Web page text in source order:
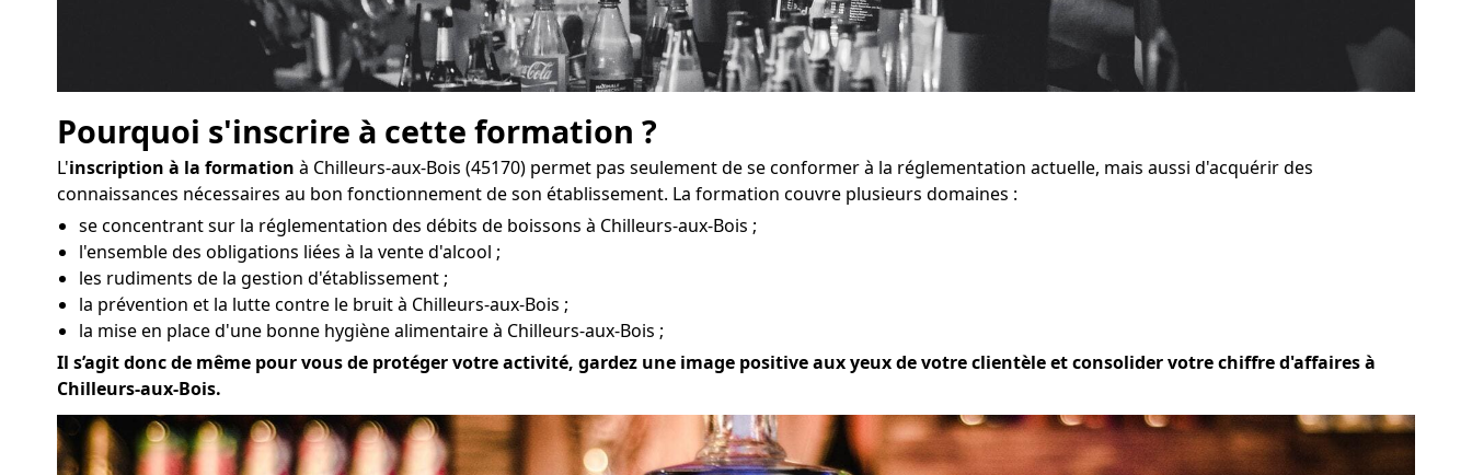
Pourquoi s'inscrire à cette formation ?
L'inscription à la formation à Chilleurs-aux-Bois (45170) permet pas seulement de se conformer à la réglementation actuelle, mais aussi d'acquérir des
connaissances nécessaires au bon fonctionnement de son établissement. La formation couvre plusieurs domaines :
se concentrant sur la réglementation des débits de boissons à Chilleurs-aux-Bois ;
l'ensemble des obligations liées à la vente d'alcool ;
les rudiments de la gestion d'établissement ;
la prévention et la lutte contre le bruit à Chilleurs-aux-Bois ;
la mise en place d'une bonne hygiène alimentaire à Chilleurs-aux-Bois ;
Il s’agit donc de même pour vous de protéger votre activité, gardez une image positive aux yeux de votre clientèle et consolider votre chiffre d'affaires à
Chilleurs-aux-Bois.